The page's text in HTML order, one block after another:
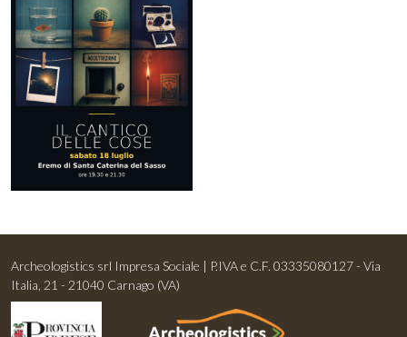
Archeologistics srl Impresa Sociale | P.IVA e C.F. 03335080127 - Via
Italia, 21 - 21040 Carnago (VA)